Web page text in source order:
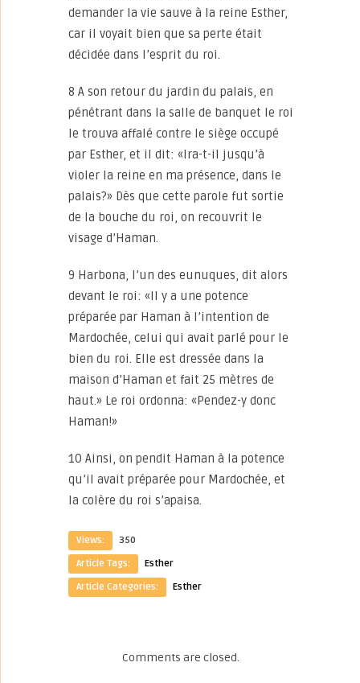
demander la vie sauve à la reine Esther,
car il voyait bien que sa perte était
décidée dans l’esprit du roi.
8 A son retour du jardin du palais, en
pénétrant dans la salle de banquet le roi
le trouva affalé contre le siège occupé
par Esther, et il dit: «Ira-t-il jusqu’à
violer la reine en ma présence, dans le
palais?» Dès que cette parole fut sortie
de la bouche du roi, on recouvrit le
visage d’Haman.
9 Harbona, l’un des eunuques, dit alors
devant le roi: «Il y a une potence
préparée par Haman à l’intention de
Mardochée, celui qui avait parlé pour le
bien du roi. Elle est dressée dans la
maison d’Haman et fait 25 mètres de
haut.» Le roi ordonna: «Pendez-y donc
Haman!»
10 Ainsi, on pendit Haman à la potence
qu’il avait préparée pour Mardochée, et
la colère du roi s’apaisa.
Views:
350
Article Tags:
Esther
Article Categories:
Esther
Comments are closed.